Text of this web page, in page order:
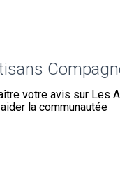
votre avis sur Les
la communautée